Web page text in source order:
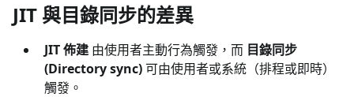
JIT 與目錄同步的差異
JIT 佈建 由使用者主動行為觸發，而 目錄同步
(Directory sync)可由使用者或系統（排程或即時）
觸發。